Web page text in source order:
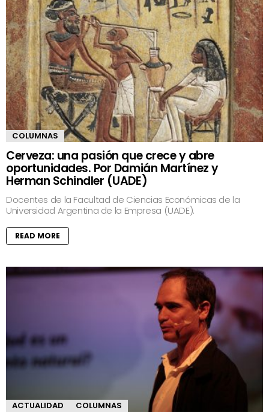
COLUMNAS
Cerveza: una pasión que crece y abre
oportunidades. Por Damián Martínez y
Herman Schindler (UADE)
Docentes de la Facultad de Ciencias Económicas de la
Universidad Argentina de la Empresa (UADE).
READ MORE
ACTUALIDAD COLUMNAS